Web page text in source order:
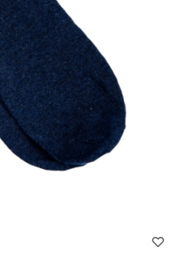
Pantalones
Chalecos